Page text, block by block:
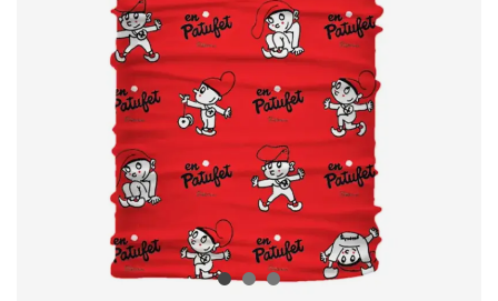
conmemorativa Gaudí 2026
– Edición limitada
89,00 € NUEVO
Añadir al carrito
Mochila Stivibags
149,00 €